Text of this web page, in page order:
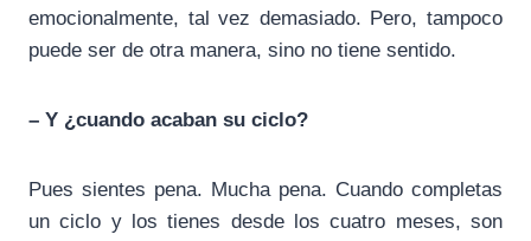
emocionalmente, tal vez demasiado. Pero, tampoco
puede ser de otra manera, sino no tiene sentido.
– Y ¿cuando acaban su ciclo?
Pues sientes pena. Mucha pena. Cuando completas
un ciclo y los tienes desde los cuatro meses, son